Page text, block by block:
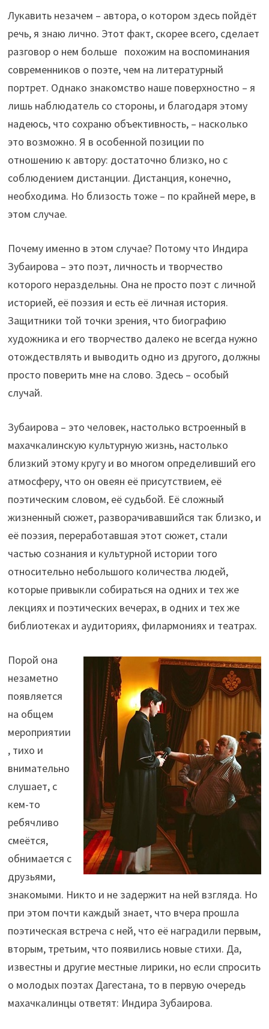
Лукавить незачем – автора, о котором здесь пойдёт
речь, я знаю лично. Этот факт, скорее всего, сделает
разговор о нем больше похожим на воспоминания
современников о поэте, чем на литературный
портрет. Однако знакомство наше поверхностно – я
лишь наблюдатель со стороны, и благодаря этому
надеюсь, что сохраню объективность, – насколько
это возможно. Я в особенной позиции по
отношению к автору: достаточно близко, но с
соблюдением дистанции. Дистанция, конечно,
необходима. Но близость тоже – по крайней мере, в
этом случае.
Почему именно в этом случае? Потому что Индира
Зубаирова – это поэт, личность и творчество
которого нераздельны. Она не просто поэт с личной
историей, её поэзия и есть её личная история.
Защитники той точки зрения, что биографию
художника и его творчество далеко не всегда нужно
отождествлять и выводить одно из другого, должны
просто поверить мне на слово. Здесь – особый
случай.
Зубаирова – это человек, настолько встроенный в
махачкалинскую культурную жизнь, настолько
близкий этому кругу и во многом определивший его
атмосферу, что он овеян её присутствием, её
поэтическим словом, её судьбой. Её сложный
жизненный сюжет, разворачивавшийся так близко, и
её поэзия, переработавшая этот сюжет, стали
частью сознания и культурной истории того
относительно небольшого количества людей,
которые привыкли собираться на одних и тех же
лекциях и поэтических вечерах, в одних и тех же
библиотеках и аудиториях, филармониях и театрах.
Порой она
незаметно
появляется
на общем
мероприятии
, тихо и
внимательно
слушает, с
кем-то
ребячливо
смеётся,
обнимается с
друзьями,
знакомыми. Никто и не задержит на ней взгляда. Но
при этом почти каждый знает, что вчера прошла
поэтическая встреча с ней, что её наградили первым,
вторым, третьим, что появились новые стихи. Да,
известны и другие местные лирики, но если спросить
о молодых поэтах Дагестана, то в первую очередь
махачкалинцы ответят: Индира Зубаирова.